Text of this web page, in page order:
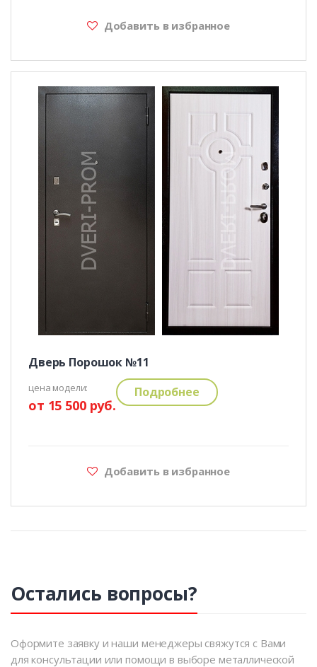
Добавить в избранное
Дверь Порошок №11
цена модели:
от 15 500 руб.
Подробнее
Добавить в избранное
Остались вопросы?
Оформите заявку и наши менеджеры свяжутся с Вами
для консультации или помощи в выборе металлической